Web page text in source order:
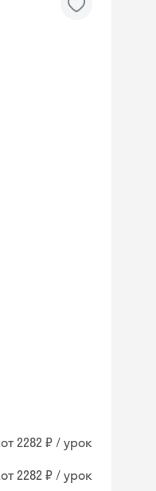
от 2282 ₽ / урок
от 2282 ₽ / урок